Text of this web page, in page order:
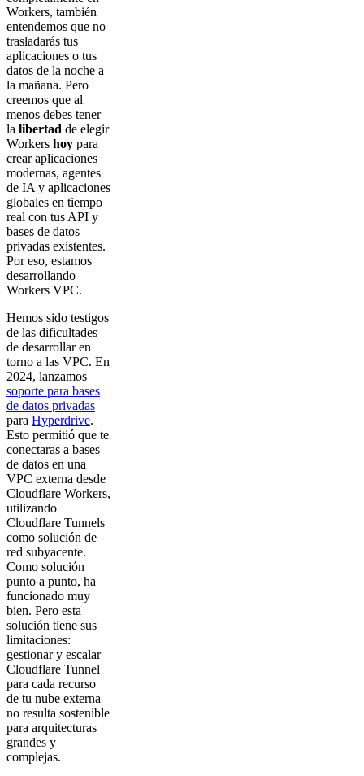
Workers, también
entendemos que no
trasladarás tus
aplicaciones o tus
datos de la noche a
la mañana. Pero
creemos que al
menos debes tener
la libertad de elegir
Workers hoy para
crear aplicaciones
modernas, agentes
de IA y aplicaciones
globales en tiempo
real con tus API y
bases de datos
privadas existentes.
Por eso, estamos
desarrollando
Workers VPC.
Hemos sido testigos
de las dificultades
de desarrollar en
torno a las VPC. En
2024, lanzamos
soporte para bases
de datos privadas
para Hyperdrive.
Esto permitió que te
conectaras a bases
de datos en una
VPC externa desde
Cloudflare Workers,
utilizando
Cloudflare Tunnels
como solución de
red subyacente.
Como solución
punto a punto, ha
funcionado muy
bien. Pero esta
solución tiene sus
limitaciones:
gestionar y escalar
Cloudflare Tunnel
para cada recurso
de tu nube externa
no resulta sostenible
para arquitecturas
grandes y
complejas.